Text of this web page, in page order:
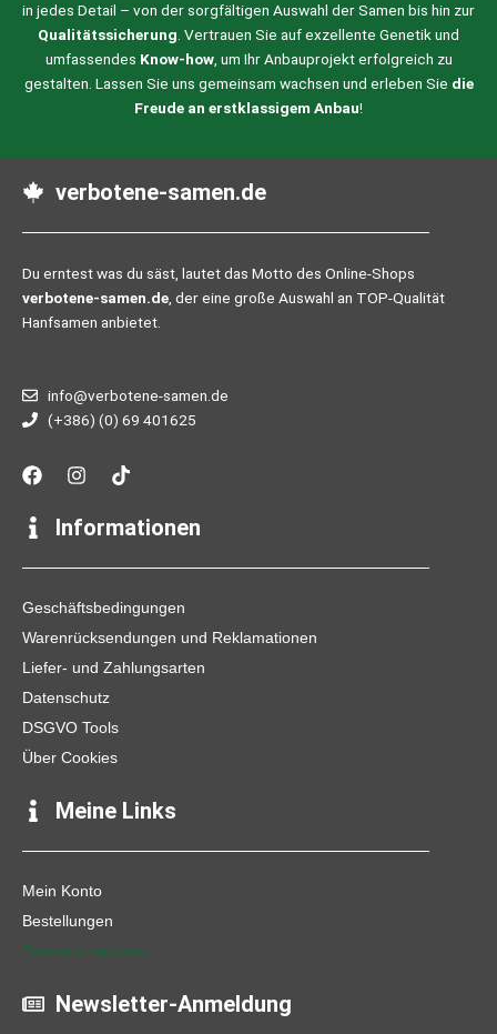
in jedes Detail – von der sorgfältigen Auswahl der Samen bis hin zur
Qualitätssicherung. Vertrauen Sie auf exzellente Genetik und
umfassendes Know-how, um Ihr Anbauprojekt erfolgreich zu
gestalten. Lassen Sie uns gemeinsam wachsen und erleben Sie die
Freude an erstklassigem Anbau!
verbotene-samen.de
Du erntest was du säst, lautet das Motto des Online-Shops
verbotene-samen.de, der eine große Auswahl an TOP-Qualität
Hanfsamen anbietet.
info@verbotene-samen.de
(+386) (0) 69 401625
F
a
e
b
o
k
I
n
t
g
a
T
i
t
k
Informationen
Geschäftsbedingungen
Warenrücksendungen und Reklamationen
Liefer- und Zahlungsarten
Datenschutz
DSGVO Tools
Über Cookies
Meine Links
Mein Konto
Bestellungen
Passwort verloren
Newsletter-Anmeldung